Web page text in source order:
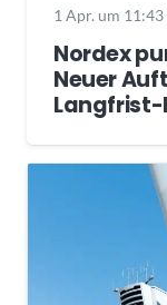
1 Apr. um
Nordex
Neuer